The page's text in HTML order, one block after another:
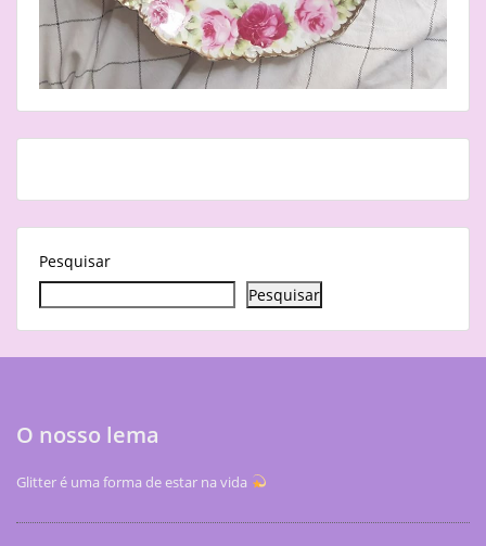
Pesquisar
Pesquisar
O nosso lema
Glitter é uma forma de estar na vida